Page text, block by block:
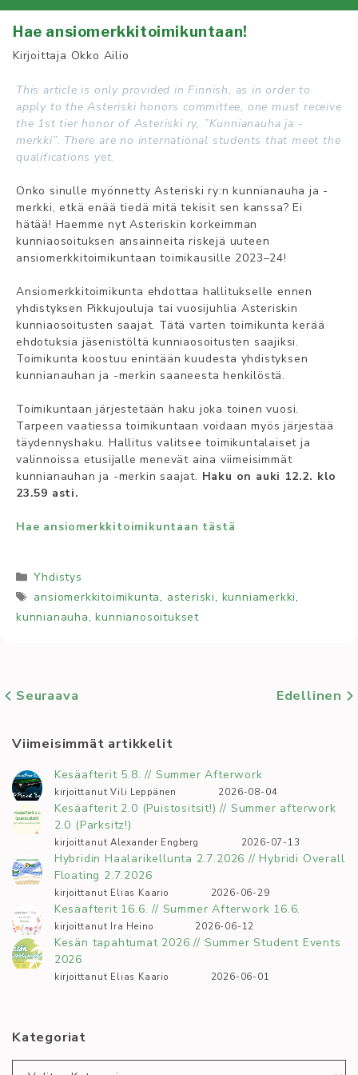
Hae ansiomerkkitoimikuntaan!
Kirjoittaja Okko Ailio
This article is only provided in Finnish, as in order to
apply to the Asteriski honors committee, one must receive
the 1st tier honor of Asteriski ry, ”Kunnianauha ja -
merkki”. There are no international students that meet the
qualifications yet.
Onko sinulle myönnetty Asteriski ry:n kunnianauha ja -
merkki, etkä enää tiedä mitä tekisit sen kanssa? Ei
hätää! Haemme nyt Asteriskin korkeimman
kunniaosoituksen ansainneita riskejä uuteen
ansiomerkkitoimikuntaan toimikausille 2023–24!
Ansiomerkkitoimikunta ehdottaa hallitukselle ennen
yhdistyksen Pikkujouluja tai vuosijuhlia Asteriskin
kunniaosoitusten saajat. Tätä varten toimikunta kerää
ehdotuksia jäsenistöltä kunniaosoitusten saajiksi.
Toimikunta koostuu enintään kuudesta yhdistyksen
kunnianauhan ja -merkin saaneesta henkilöstä.
Toimikuntaan järjestetään haku joka toinen vuosi.
Tarpeen vaatiessa toimikuntaan voidaan myös järjestää
täydennyshaku. Hallitus valitsee toimikuntalaiset ja
valinnoissa etusijalle menevät aina viimeisimmät
kunnianauhan ja -merkin saajat. Haku on auki 12.2. klo
23.59 asti.
Hae ansiomerkkitoimikuntaan tästä
Kategoriat
Yhdistys
Avainsanat
ansiomerkkitoimikunta, asteriski, kunniamerkki,
kunnianauha,kunnianosoitukset
Seuraava Edellinen
Viimeisimmät artikkelit
Kesäafterit 5.8. // Summer Afterwork
kirjoittanut Vili Leppänen 2026-08-04
Kesäafterit 2.0 (Puistositsit!) // Summer afterwork
2.0 (Parksitz!)
kirjoittanut Alexander Engberg 2026-07-13
Hybridin Haalarikellunta 2.7.2026 // Hybridi Overall
Floating 2.7.2026
kirjoittanut Elias Kaario 2026-06-29
Kesäafterit 16.6. // Summer Afterwork 16.6.
kirjoittanut Ira Heino 2026-06-12
Kesän tapahtumat 2026 // Summer Student Events
2026
kirjoittanut Elias Kaario 2026-06-01
Kategoriat
Kategoriat